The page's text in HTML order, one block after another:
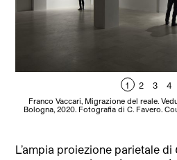
1 2 3 4
Franco Vaccari, Migrazione del reale.
Bologna, 2020. Fotografia di C. Favero.
L’ampia proiezione parietale di